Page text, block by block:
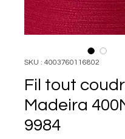
SKU : 4003760116802
Fil tout
Madeira
9984